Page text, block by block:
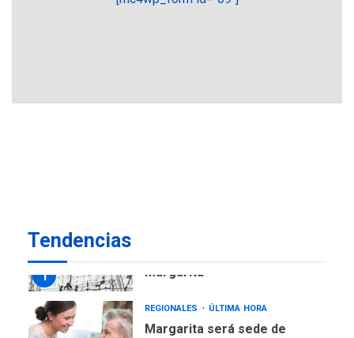
Tendencias
REGIONALES ÚLTIMA HORA
1
Margarita
REGIONALES ÚLTIMA HORA
Margarita será sede de